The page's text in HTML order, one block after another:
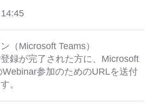
（Microsoft Teams）
録が完了された方に、Microsoft
Webinar参加のためのURLを送付
。